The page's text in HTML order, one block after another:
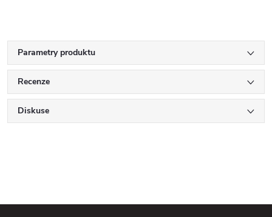
Parametry produktu
Recenze
Diskuse